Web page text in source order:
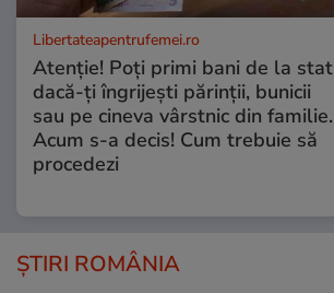
Libertateapentrufemei.ro
Atenție! Poți primi bani de la stat
dacă-ți îngrijești părinții, bunicii
sau pe cineva vârstnic din familie.
Acum s-a decis! Cum trebuie să
procedezi
ȘTIRI ROMÂNIA